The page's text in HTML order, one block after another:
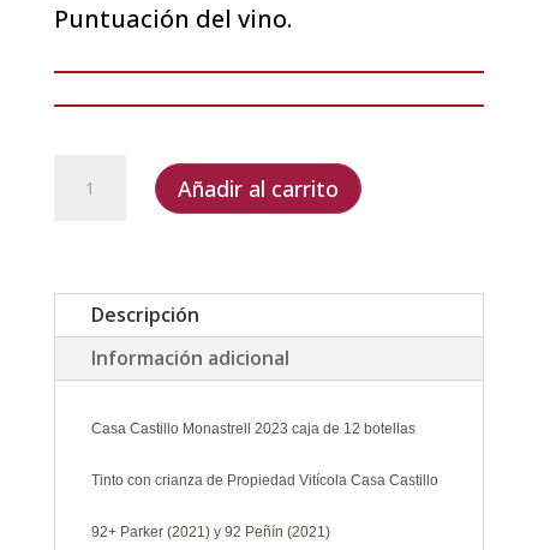
era:
111,00€.
es:
106,56€.
Puntuación del vino.
Castillo
caja
de
cantidad
Añadir al carrito
Descripción
Información adicional
Casa Castillo Monastrell 2023 caja de 12 botellas
Tinto con crianza de Propiedad Vitícola Casa Castillo
92+ Parker (2021) y 92 Peñín (2021)